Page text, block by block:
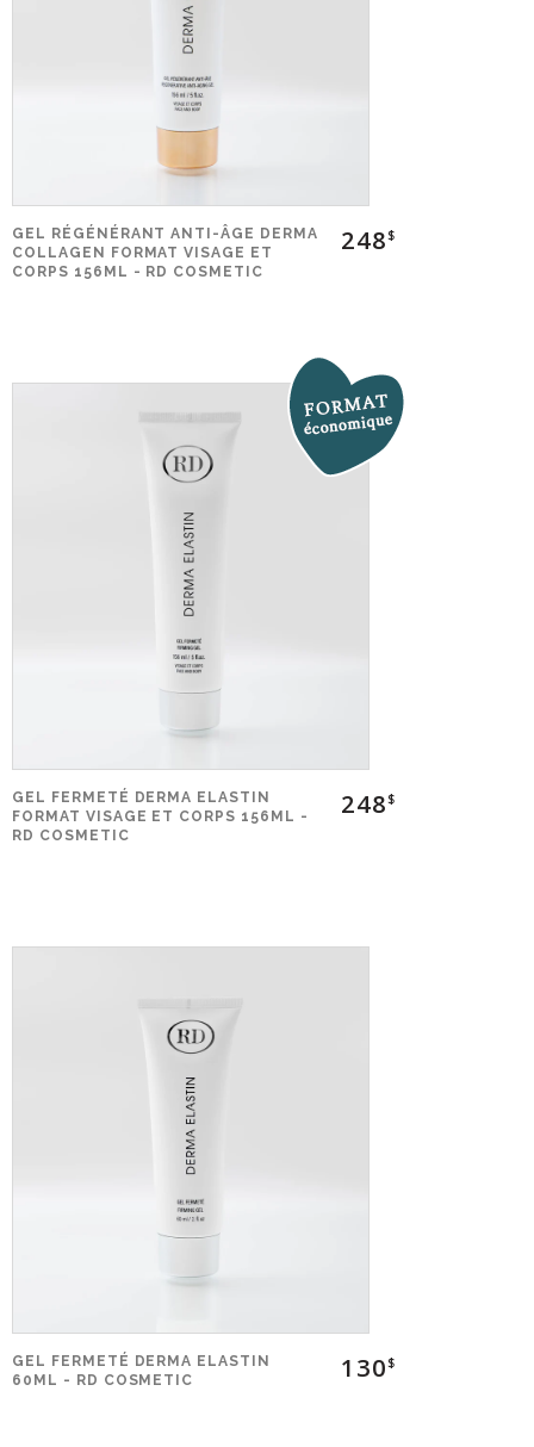
GEL RÉGÉNÉRANT ANTI-ÂGE DERMA
COLLAGEN FORMAT VISAGE ET
CORPS 156ML - RD COSMETIC
248$
GEL FERMETÉ DERMA ELASTIN
FORMAT VISAGE ET CORPS 156ML -
RD COSMETIC
248$
GEL FERMETÉ DERMA ELASTIN
60ML - RD COSMETIC
130$